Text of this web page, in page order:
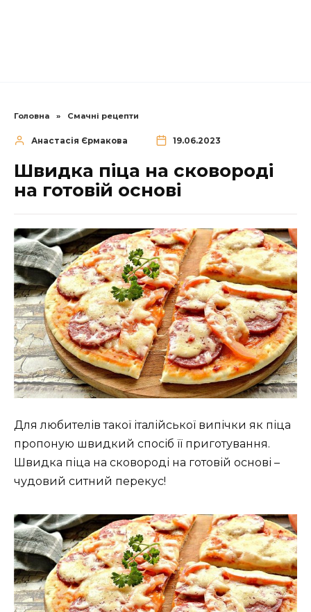
Головна » Смачні рецепти
Анастасія Єрмакова 19.06.2023
Швидка піца на сковороді
на готовій основі
Для любителів такої італійської випічки як піца
пропоную швидкий спосіб її приготування.
Швидка піца на сковороді на готовій основі –
чудовий ситний перекус!